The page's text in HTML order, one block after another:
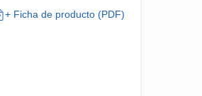
+ Ficha de producto (PDF)